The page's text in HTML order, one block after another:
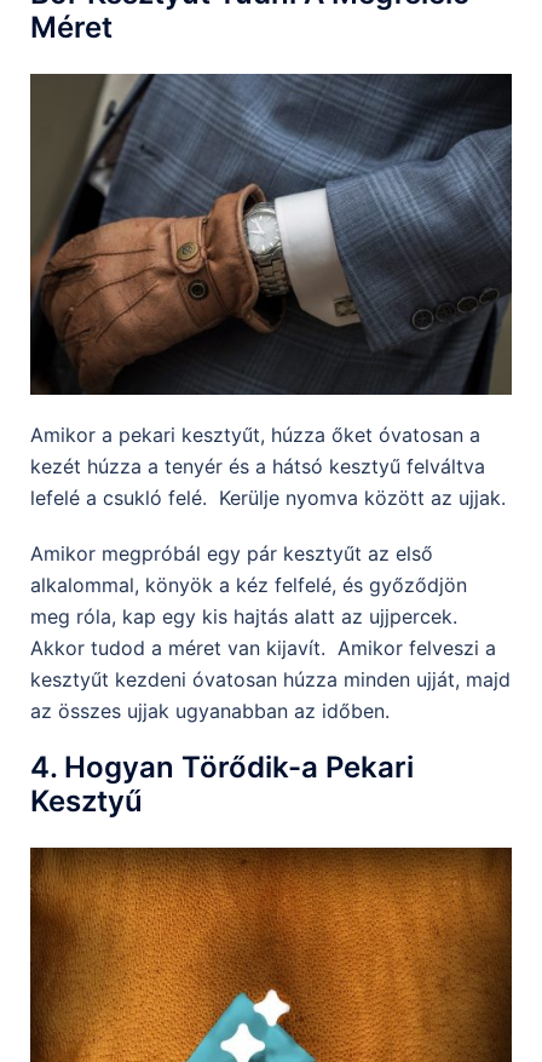
Méret
Amikor a pekari kesztyűt, húzza őket óvatosan a
kezét húzza a tenyér és a hátsó kesztyű felváltva
lefelé a csukló felé. Kerülje nyomva között az ujjak.
Amikor megpróbál egy pár kesztyűt az első
alkalommal, könyök a kéz felfelé, és győződjön
meg róla, kap egy kis hajtás alatt az ujjpercek.
Akkor tudod a méret van kijavít. Amikor felveszi a
kesztyűt kezdeni óvatosan húzza minden ujját, majd
az összes ujjak ugyanabban az időben.
4. Hogyan Törődik-a Pekari
Kesztyű